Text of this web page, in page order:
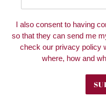
I also consent to having
so that they can send me
check our privacy policy
where, how and